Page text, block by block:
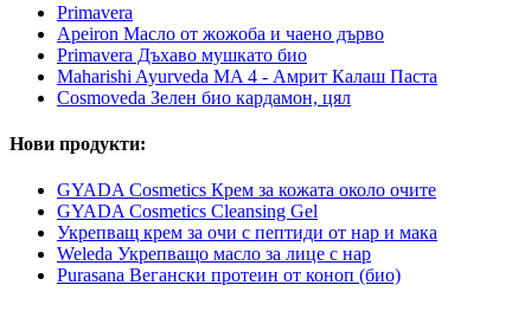
Primavera
Apeiron Масло от жожоба и чаено дърво
Primavera Дъхаво мушкато био
Maharishi Ayurveda MA 4 - Амрит Калаш Паста
Cosmoveda Зелен био кардамон, цял
Нови продукти:
GYADA Cosmetics Крем за кожата около очите
GYADA Cosmetics Cleansing Gel
Укрепващ крем за очи с пептиди от нар и мака
Weleda Укрепващо масло за лице с нар
Purasana Вегански протеин от коноп (био)